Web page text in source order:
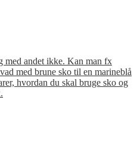
med andet ikke. Kan man fx
med brune sko til en marineblå
hvordan du skal bruge sko og